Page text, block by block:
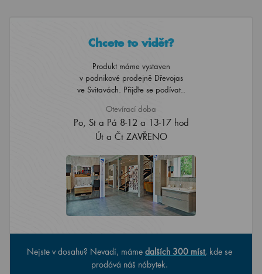
Chcete to vidět?
Produkt máme vystaven
v podnikové prodejně Dřevojas
ve Svitavách. Přijďte se podívat..
Otevírací doba
Po, St a Pá 8-12 a 13-17 hod
Út a Čt ZAVŘENO
Nejste v dosahu? Nevadí, máme dalších 300 míst, kde se
prodává náš nábytek.